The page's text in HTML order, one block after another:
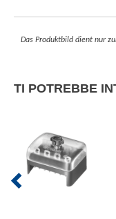
Das Produktbild dient nur
TI POTREBBE